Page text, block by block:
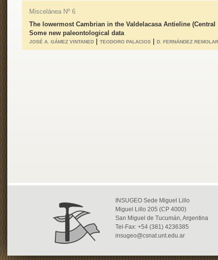
Miscelánea Nº 6
The lowermost Cambrian in the Valdelacasa Antieline (Central
Some new paleontological data
JOSÉ A. GÁMEZ VINTANED | TEODORO PALACIOS | D. FERNÁNDEZ REMOLAR
INSUGEO Sede Miguel Lillo
Miguel Lillo 205 (CP 4000)
San Miguel de Tucumán, Argentina
Tel-Fax: +54 (381) 4236385
insugeo@csnat.unt.edu.ar